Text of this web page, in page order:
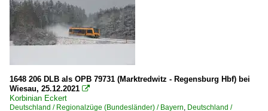
1648 206 DLB als OPB 79731 (Marktredwitz - Regensburg Hbf) bei
Wiesau, 25.12.2021 
Korbinian Eckert
Deutschland / Regionalzüge (Bundesländer) / Bayern, Deutschland /